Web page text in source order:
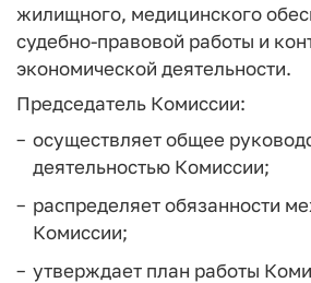
жилищного, медицинского
судебно-правовой работы и
экономической деятельности.
Председатель Комиссии:
осуществляет общее
деятельностью Комиссии;
распределяет обязанности
Комиссии;
утверждает план работы